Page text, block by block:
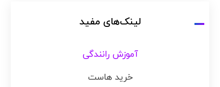
لینک‌های مفید
آموزش رانندگی
خرید هاست